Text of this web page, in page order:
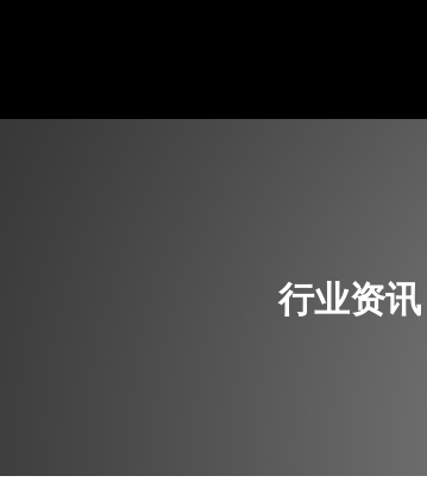
行业资讯